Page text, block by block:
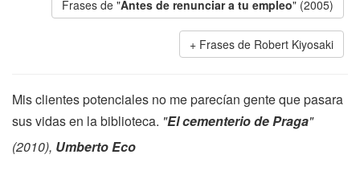
Frases de "Antes de renunciar a tu empleo" (2005)
Frases de Robert Kiyosaki
Mis clientes potenciales no me parecían gente que pasara
sus vidas en la biblioteca. "El cementerio de Praga"
(2010), Umberto Eco